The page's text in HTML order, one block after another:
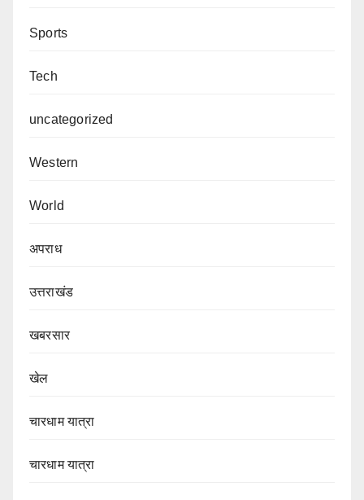
Sports
Tech
uncategorized
Western
World
अपराध
उत्तराखंड
खबरसार
खेल
चारधाम यात्रा
चारधाम यात्रा